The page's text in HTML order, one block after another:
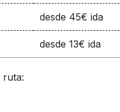
desde 45€ ida
desde 13€ ida
ruta: